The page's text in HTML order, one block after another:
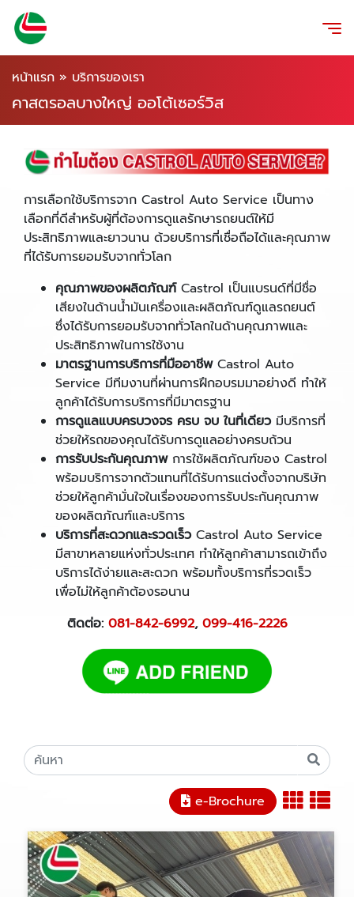
หน้าแรก » บริการของเรา
คาสตรอลบางใหญ่ ออโต้เซอร์วิส
การเลือกใช้บริการจาก Castrol Auto Service เป็นทาง
เลือกที่ดีสำหรับผู้ที่ต้องการดูแลรักษารถยนต์ให้มี
ประสิทธิภาพและยาวนาน ด้วยบริการที่เชื่อถือได้และคุณภาพ
ที่ได้รับการยอมรับจากทั่วโลก
คุณภาพของผลิตภัณฑ์ Castrol เป็นแบรนด์ที่มีชื่อ
เสียงในด้านน้ำมันเครื่องและผลิตภัณฑ์ดูแลรถยนต์
ซึ่งได้รับการยอมรับจากทั่วโลกในด้านคุณภาพและ
ประสิทธิภาพในการใช้งาน
มาตรฐานการบริการที่มืออาชีพ Castrol Auto
Service มีทีมงานที่ผ่านการฝึกอบรมมาอย่างดี ทำให้
ลูกค้าได้รับการบริการที่มีมาตรฐาน
การดูแลแบบครบวงจร ครบ จบ ในที่เดียว มีบริการที่
ช่วยให้รถของคุณได้รับการดูแลอย่างครบถ้วน
การรับประกันคุณภาพ การใช้ผลิตภัณฑ์ของ Castrol
พร้อมบริการจากตัวแทนที่ได้รับการแต่งตั้งจากบริษัท
ช่วยให้ลูกค้ามั่นใจในเรื่องของการรับประกันคุณภาพ
ของผลิตภัณฑ์และบริการ
บริการที่สะดวกและรวดเร็ว Castrol Auto Service
มีสาขาหลายแห่งทั่วประเทศ ทำให้ลูกค้าสามารถเข้าถึง
บริการได้ง่ายและสะดวก พร้อมทั้งบริการที่รวดเร็ว
เพื่อไม่ให้ลูกค้าต้องรอนาน
ติดต่อ: 081-842-6992, 099-416-2226
e-Brochure